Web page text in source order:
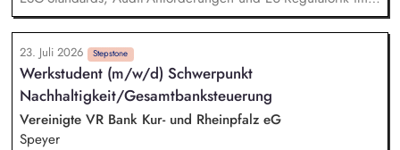
sustainability activities in Procurement, e.g. regarding legal
requirements and the implementation status of sustainability
standards across the supply chain.
Einkauf. Prüfung von Nachhaltigkeitsunterlagen, Zertifikaten
und Audit-Ergebnissen. Aufbau und Weiterentwicklung von
ESG-KPIs, Reportingstrukturen sowie Prozessen und
Systemen. Entwicklung und Umsetzung von Warengruppen-
und Lieferantenstrategien. Supply Chain Risikomanagement
inklusive Monitoring kritischer Rohstoffe, Kapazitäten,
Transportwege und Markttrends.
23. Juli 2026 Stepstone
Werkstudent (m/w/d) Schwerpunkt
Nachhaltigkeit/Gesamtbanksteuerung
Vereinigte VR Bank Kur- und Rheinpfalz eG
Speyer